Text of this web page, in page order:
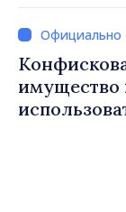
Северной
Хорин
имущество